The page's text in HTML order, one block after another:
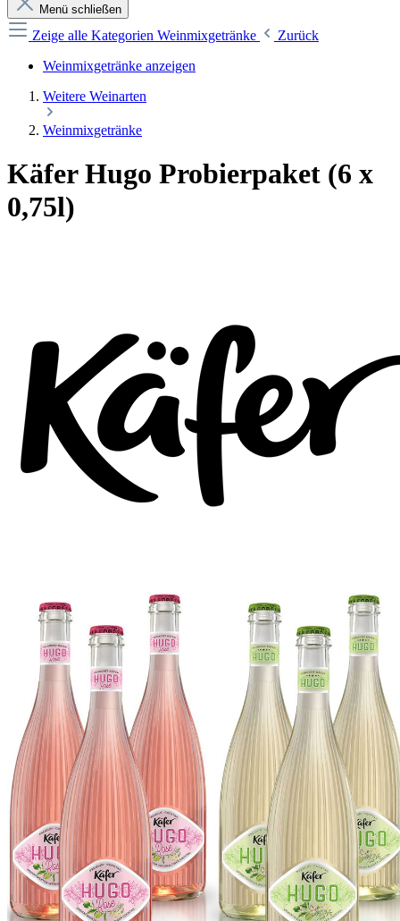
Menü schließen
Zeige alle Kategorien Weinmixgetränke
Zurück
Weinmixgetränke anzeigen
Weitere Weinarten
Weinmixgetränke
Käfer Hugo Probierpaket (6 x
0,75l)